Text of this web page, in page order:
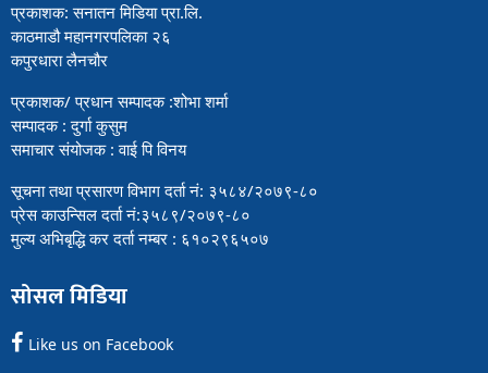
प्रकाशक: सनातन मिडिया प्रा.लि.
काठमाडौ महानगरपलिका २६
कपुरधारा लैनचौर
प्रकाशक/ प्रधान सम्पादक :शोभा शर्मा
सम्पादक : दुर्गा कुसुम
समाचार संयोजक : वाई पि विनय
सूचना तथा प्रसारण विभाग दर्ता नं: ३५८४/२०७९-८०
प्रेस काउन्सिल दर्ता नं:३५८९/२०७९-८०
मुल्य अभिबृद्धि कर दर्ता नम्बर : ६१०२९६५०७
सोसल मिडिया
Like us on Facebook